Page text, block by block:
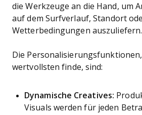
die Werkzeuge an die Hand, um
auf dem Surfverlauf, Standort
Wetterbedingungen auszuliefern.
Die Personalisierungsfunktionen,
wertvollsten finde, sind:
Dynamische Creatives:
Visuals werden für jeden